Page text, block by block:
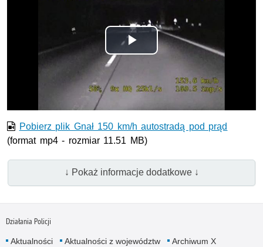
Odtwórz
wideo
Pobierz plik Gnał 150 km/h autostradą pod prąd
(format mp4 - rozmiar 11.51 MB)
↓ Pokaż informacje dodatkowe ↓
Działania Policji
Aktualności Aktualności z województw
Archiwum X